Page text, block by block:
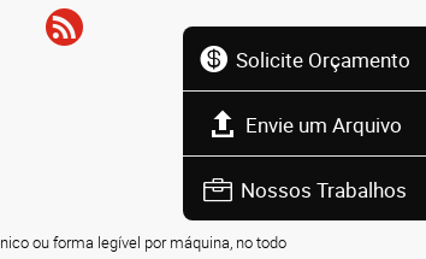
Solicite Orçamento
Envie um Arquivo
Nossos Trabalhos
ou forma legível por máquina, no todo